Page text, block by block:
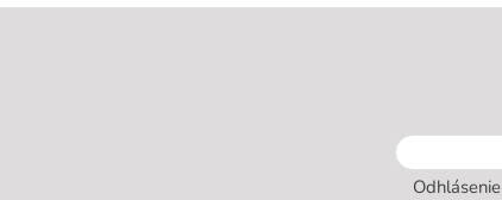
Odhlásenie